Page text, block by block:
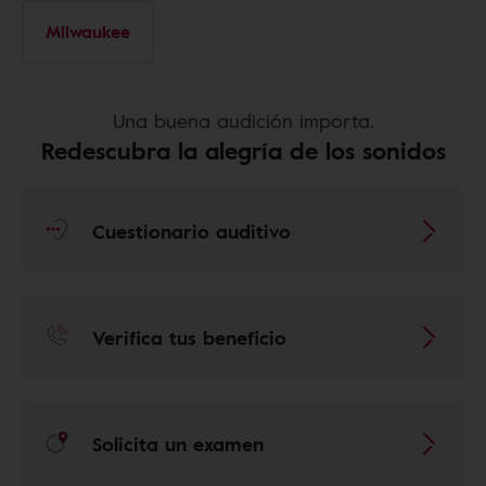
Milwaukee
Una buena audición importa.
Redescubra la alegría de los sonidos
Cuestionario auditivo
Verifica tus beneficio
Solicita un examen